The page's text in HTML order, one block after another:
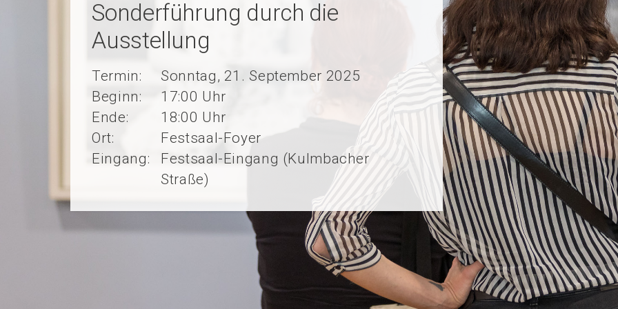
Sonderführung durch die
Ausstellung
Termin:
Sonntag, 21. September 2025
Beginn:
17:00 Uhr
Ende:
18:00 Uhr
Ort:
Festsaal-Foyer
Eingang:
Festsaal-Eingang (Kulmbacher
Straße)